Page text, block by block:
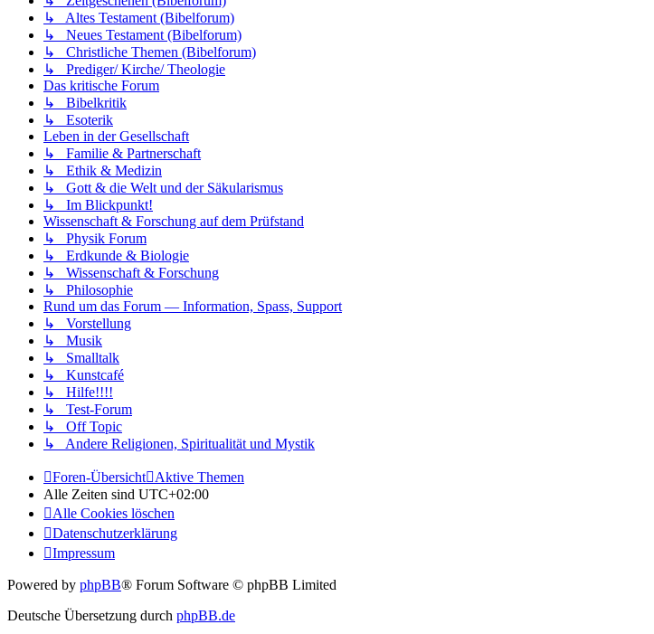
↳ Altes Testament (Bibelforum)
↳ Neues Testament (Bibelforum)
↳ Christliche Themen (Bibelforum)
↳ Prediger/ Kirche/ Theologie
Das kritische Forum
↳ Bibelkritik
↳ Esoterik
Leben in der Gesellschaft
↳ Familie & Partnerschaft
↳ Ethik & Medizin
↳ Gott & die Welt und der Säkularismus
↳ Im Blickpunkt!
Wissenschaft & Forschung auf dem Prüfstand
↳ Physik Forum
↳ Erdkunde & Biologie
↳ Wissenschaft & Forschung
↳ Philosophie
Rund um das Forum — Information, Spass, Support
↳ Vorstellung
↳ Musik
↳ Smalltalk
↳ Kunstcafé
↳ Hilfe!!!!
↳ Test-Forum
↳ Off Topic
↳ Andere Religionen, Spiritualität und Mystik
Foren-Übersicht
Aktive Themen
Alle Zeiten sind UTC+02:00
Alle Cookies löschen
Datenschutzerklärung
Impressum
Powered by phpBB® Forum Software © phpBB Limited
Deutsche Übersetzung durch phpBB.de